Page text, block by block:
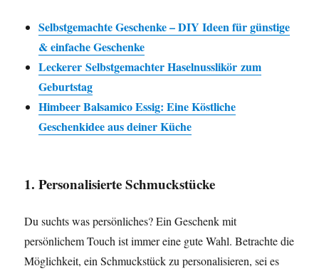
Selbstgemachte Geschenke – DIY Ideen für günstige
& einfache Geschenke
Leckerer Selbstgemachter Haselnusslikör zum
Geburtstag
Himbeer Balsamico Essig: Eine Köstliche
Geschenkidee aus deiner Küche
1. Personalisierte Schmuckstücke
Du suchts was persönliches? Ein Geschenk mit
persönlichem Touch ist immer eine gute Wahl. Betrachte die
Möglichkeit, ein Schmuckstück zu personalisieren, sei es